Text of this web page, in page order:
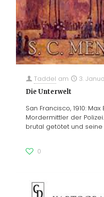
Taddel am 3.
Die Unterwelt
San Francisco, 1910:
Mordermittler der
brutal getötet und seine
0